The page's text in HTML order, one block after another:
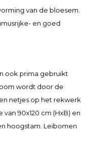
van de bloesem.
en goed
ook prima gebruikt
wordt door de
netjes op het rekwerk
90x120 cm (HxB) en
hoogstam. Leibomen